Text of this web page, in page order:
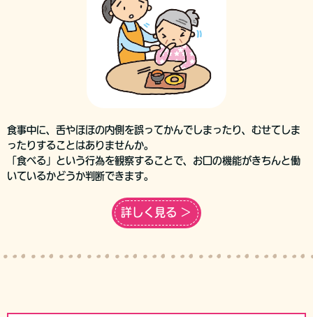
食事中に、舌やほほの内側を誤ってかんでしまったり、むせてしま
ったりすることはありませんか。
「食べる」という行為を観察することで、お口の機能がきちんと働
いているかどうか判断できます。
詳しく見る ＞